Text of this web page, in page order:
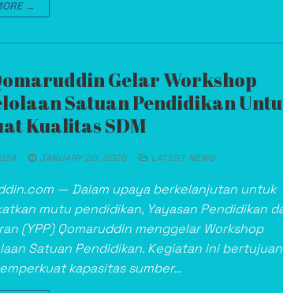
→
Gelar Workshop
Satuan Pendidikan
Kualitas SDM
JANUARY 20, 2026 LATEST NEWS
— Dalam upaya berkelanjutan untuk
mutu pendidikan, Yayasan Pendidikan
(YPP) Qomaruddin menggelar Workshop
Satuan Pendidikan. Kegiatan ini bertujuan
kapasitas sumber…